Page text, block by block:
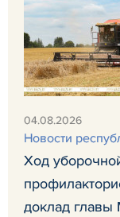
04.08.2026
Новости
Ход
доклад главы